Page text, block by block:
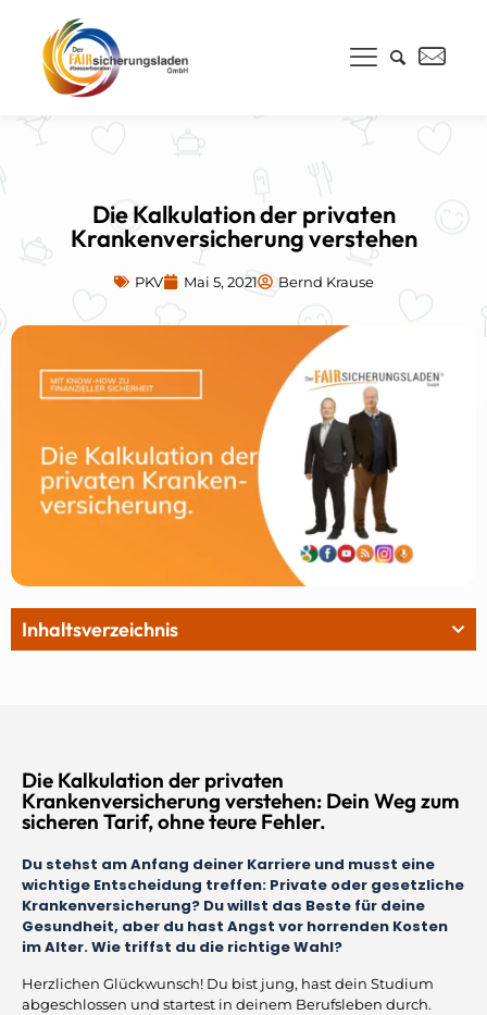
Die Kalkulation der privaten
Krankenversicherung verstehen
PKV Mai 5, 2021 Bernd Krause
Inhaltsverzeichnis
Die Kalkulation der privaten
Krankenversicherung verstehen: Dein Weg zum
sicheren Tarif, ohne teure Fehler.
Du stehst am Anfang deiner Karriere und musst eine
wichtige Entscheidung treffen: Private oder gesetzliche
Krankenversicherung? Du willst das Beste für deine
Gesundheit, aber du hast Angst vor horrenden Kosten
im Alter. Wie triffst du die richtige Wahl?
Herzlichen Glückwunsch! Du bist jung, hast dein Studium
abgeschlossen und startest in deinem Berufsleben durch.